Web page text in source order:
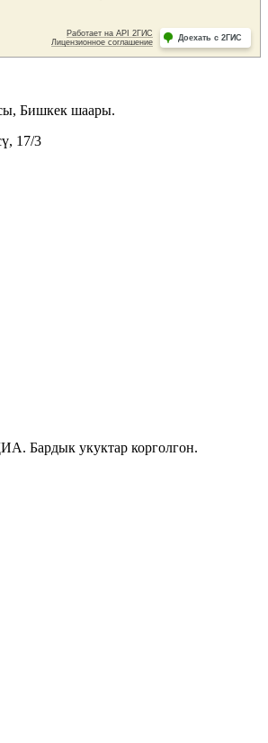
Бишкек шаары.
17/3
Бардык укуктар корголгон.